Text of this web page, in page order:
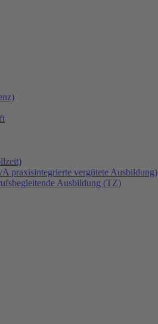
praxisintegrierte vergütete Ausbildung)
Ausbildung (TZ)